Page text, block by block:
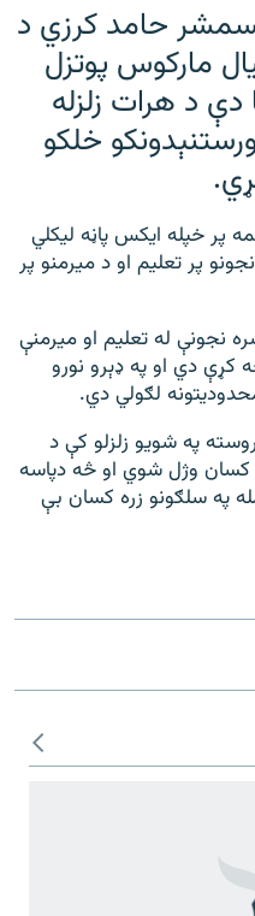
حامد کرزي د
مارکوس پوتزل
د هرات زلزله
خلکو
پر خپله ایکس پاڼه ليکلي
پر تعلیم او د میرمنو پر
نجونې له تعلیم او میرمنې
کړې دي او په ډېرو نورو
لګولي دي.
پر ۱۵مه او وروسته په شویو زلزلو کې د
ملګرو ملتونو په وينا، لږترلږه ۱،۵۰۰ کسان وژل شوي او څه دپاسه
امله په سلګونو زره کسان بې